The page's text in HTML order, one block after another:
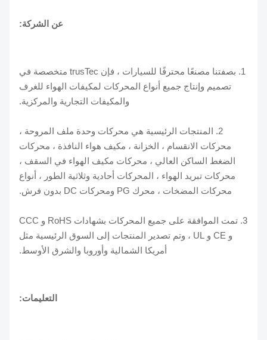
عن الشركة:
1. بصفتنا مصنعًا محترفًا للسيارات ، فإن trusTec متخصصة في
تصميم وإنتاج جميع أنواع المحركات لمكيفات الهواء للغرف
والمكيفات التجارية والمركزية.
2. المنتجات الرئيسية هي محركات وحدة ملف المروحة ،
محركات الانقسام ، الخزانة ، مكيف هواء النافذة ، محركات
الضغط الساكن العالي ، محركات مكيف الهواء في السقف ،
محركات تبريد الهواء ، المحركات أحادية وثلاثية الطور ، أنواع
محركات المضخات ، محرك PG ومحركات DC بدون فرش.
3. تمت الموافقة على جميع المحركات بشهادات RoHS و CCC
و CE و UL ، وتم تصدير المنتجات إلى السوق الرئيسية مثل
أمريكا الشمالية وأوروبا والشرق الأوسط.
التعليمات: